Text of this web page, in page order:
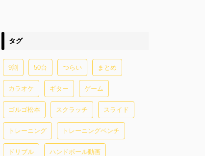
タグ
9割 50台 つらい まとめ
カラオケ ギター ゲーム
ゴルゴ松本 スクラッチ スライド
トレーニング トレーニングベンチ
ドリブル ハンドボール動画